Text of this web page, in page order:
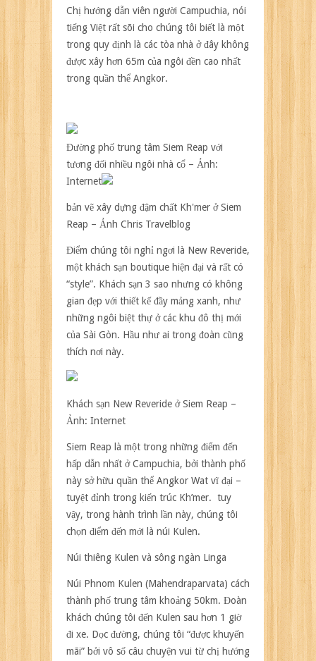
Chị hướng dẫn viên người Campuchia, nói
tiếng Việt rất sõi cho chúng tôi biết là một
trong quy định là các tòa nhà ở đây không
được xây hơn 65m của ngôi đền cao nhất
trong quần thể Angkor.
Đường phố trung tâm Siem Reap với
tương đối nhiều ngôi nhà cổ – Ảnh:
Internet
bản vẽ xây dựng đậm chất Kh'mer ở Siem
Reap – Ảnh Chris Travelblog
Điểm chúng tôi nghỉ ngơi là New Reveride,
một khách sạn boutique hiện đại và rất có
“style”. Khách sạn 3 sao nhưng có không
gian đẹp với thiết kế đầy mảng xanh, như
những ngôi biệt thự ở các khu đô thị mới
của Sài Gòn. Hầu như ai trong đoàn cũng
thích nơi này.
Khách sạn New Reveride ở Siem Reap –
Ảnh: Internet
Siem Reap là một trong những điểm đến
hấp dẫn nhất ở Campuchia, bởi thành phố
này sở hữu quần thể Angkor Wat vĩ đại –
tuyệt đỉnh trong kiến trúc Kh’mer. tuy
vậy, trong hành trình lần này, chúng tôi
chọn điểm đến mới là núi Kulen.
Núi thiêng Kulen và sông ngàn Linga
Núi Phnom Kulen (Mahendraparvata) cách
thành phố trung tâm khoảng 50km. Đoàn
khách chúng tôi đến Kulen sau hơn 1 giờ
đi xe. Dọc đường, chúng tôi “được khuyến
mãi” bởi vô số câu chuyện vui từ chị hướng